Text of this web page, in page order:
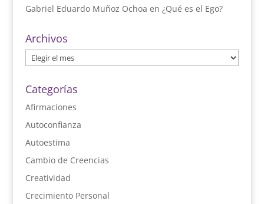
Gabriel Eduardo Muñoz Ochoa en ¿Qué es el Ego?
Archivos
Archivos
Categorías
Afirmaciones
Autoconfianza
Autoestima
Cambio de Creencias
Creatividad
Crecimiento Personal